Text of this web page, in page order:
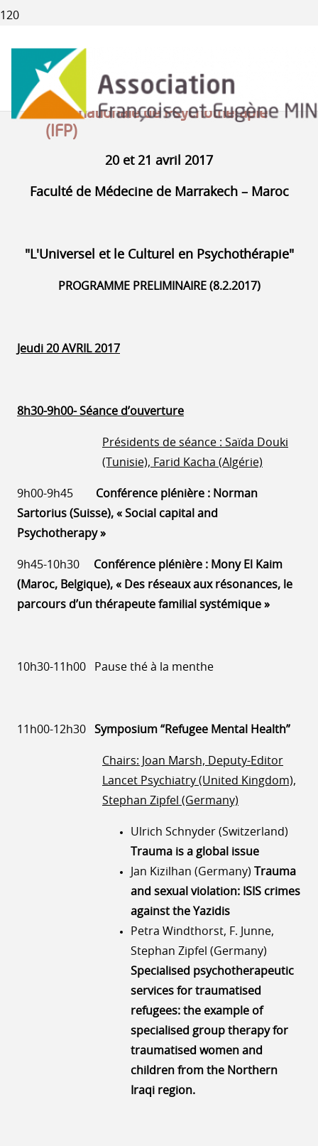
ACTUALITÉS
Congrès de la Fédération
Internationale de Psychothérapie
(IFP)
20 et 21 avril 2017
Faculté de Médecine de Marrakech – Maroc
"L'Universel et le Culturel en Psychothérapie"
PROGRAMME PRELIMINAIRE (8.2.2017)
Jeudi 20 AVRIL 2017
8h30-9h00- Séance d’ouverture
Présidents de séance : Saïda Douki
(Tunisie), Farid Kacha (Algérie)
9h00-9h45 Conférence plénière : Norman
Sartorius (Suisse), « Social capital and
Psychotherapy »
9h45-10h30 Conférence plénière : Mony El Kaim
(Maroc, Belgique), « Des réseaux aux résonances, le
parcours d’un thérapeute familial systémique »
10h30-11h00 Pause thé à la menthe
11h00-12h30 Symposium “Refugee Mental Health”
Chairs: Joan Marsh, Deputy-Editor
Lancet Psychiatry (United Kingdom),
Stephan Zipfel (Germany)
Ulrich Schnyder (Switzerland)
Trauma is a global issue
Jan Kizilhan (Germany) Trauma
and sexual violation: ISIS crimes
against the Yazidis
Petra Windthorst, F. Junne,
Stephan Zipfel (Germany)
Specialised psychotherapeutic
services for traumatised
refugees: the example of
specialised group therapy for
traumatised women and
children from the Northern
Iraqi region.